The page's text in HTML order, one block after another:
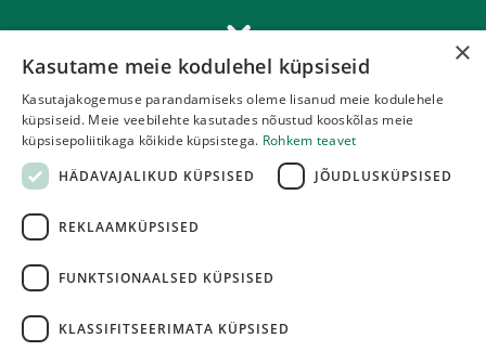
Loode-Eesti Metsaühistu MTÜ
Tallinna mnt 78
Uuemõisa, Haapsalu
+372 5348 3252
JÄLGI MEID SOTSIAALMEEDIAS
×
Kasutame meie kodulehel küpsiseid
Kasutajakogemuse parandamiseks oleme lisanud meie kodulehele
küpsiseid. Meie veebilehte kasutades nõustud kooskõlas meie
küpsisepoliitikaga kõikide küpsistega. Rohkem teavet
HÄDAVAJALIKUD KÜPSISED
JÕUDLUSKÜPSISED
REKLAAMKÜPSISED
FUNKTSIONAALSED KÜPSISED
KLASSIFITSEERIMATA KÜPSISED